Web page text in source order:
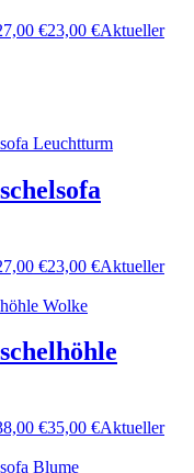
€23,00 €Aktueller
€23,00 €Aktueller
€35,00 €Aktueller